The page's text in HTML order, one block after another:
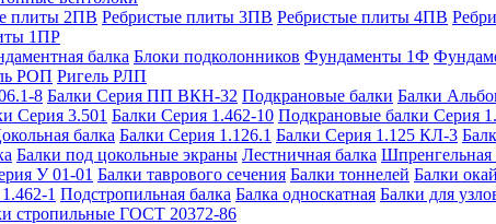
плиты 2ПВ Ребристые плиты 3ПВ Ребристые плиты 4ПВ
1ПР
балка Блоки подколонников Фундаменты 1Ф
РОП Ригель РЛП
8 Балки Серия ПП ВКН-32 Подкрановые балки Балки
Серия 3.501 Балки Серия 1.462-10 Подкрановые балки Серия
балка Балки Серия 1.126.1 Балки Серия 1.125 КЛ-3
Балки под цокольные экраны Лестничная балка Шпренгельная
У 01-01 Балки таврового сечения Балки тоннелей Балки
1 Подстропильная балка Балка односкатная Балки для
стропильные ГОСТ 20372-86